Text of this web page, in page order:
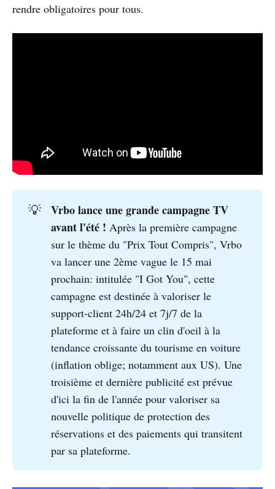
rendre obligatoires pour tous.
💡
Vrbo lance une grande campagne TV
avant l'été !Après la première campagne
sur le thème du "Prix Tout Compris", Vrbo
va lancer une 2ème vague le 15 mai
prochain: intitulée "I Got You", cette
campagne est destinée à valoriser le
support-client 24h/24 et 7j/7 de la
plateforme et à faire un clin d'oeil à la
tendance croissante du tourisme en voiture
(inflation oblige; notamment aux US). Une
troisième et dernière publicité est prévue
d'ici la fin de l'année pour valoriser sa
nouvelle politique de protection des
réservations et des paiements qui transitent
par sa plateforme.